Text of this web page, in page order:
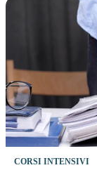
CORSI INTENSIVI